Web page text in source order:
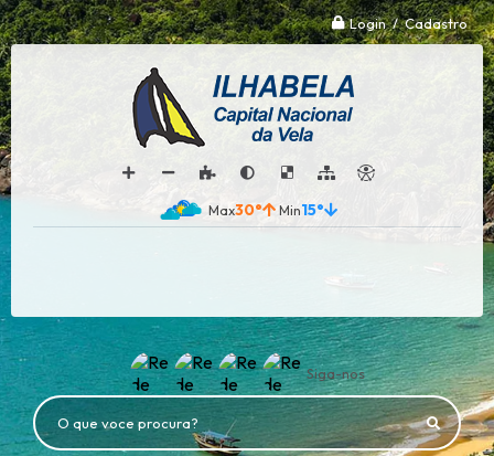
Login / Cadastro
30° 15°
Siga-nos
O que voce procura?